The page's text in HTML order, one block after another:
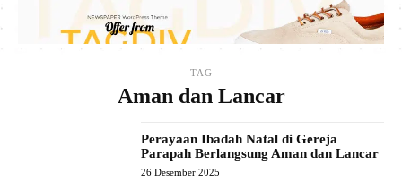
TAG
Aman dan Lancar
Perayaan Ibadah Natal di Gereja
Parapah Berlangsung Aman dan Lancar
26 Desember 2025